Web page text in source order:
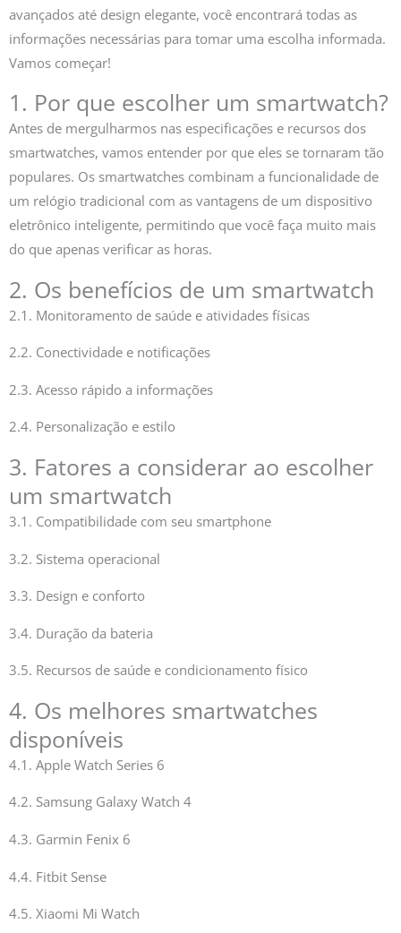
avançados até design elegante, você encontrará todas as
informações necessárias para tomar uma escolha informada.
Vamos começar!
1. Por que escolher um smartwatch?
Antes de mergulharmos nas especificações e recursos dos
smartwatches, vamos entender por que eles se tornaram tão
populares. Os smartwatches combinam a funcionalidade de
um relógio tradicional com as vantagens de um dispositivo
eletrônico inteligente, permitindo que você faça muito mais
do que apenas verificar as horas.
2. Os benefícios de um smartwatch
2.1. Monitoramento de saúde e atividades físicas
2.2. Conectividade e notificações
2.3. Acesso rápido a informações
2.4. Personalização e estilo
3. Fatores a considerar ao escolher
um smartwatch
3.1. Compatibilidade com seu smartphone
3.2. Sistema operacional
3.3. Design e conforto
3.4. Duração da bateria
3.5. Recursos de saúde e condicionamento físico
4. Os melhores smartwatches
disponíveis
4.1. Apple Watch Series 6
4.2. Samsung Galaxy Watch 4
4.3. Garmin Fenix 6
4.4. Fitbit Sense
4.5. Xiaomi Mi Watch